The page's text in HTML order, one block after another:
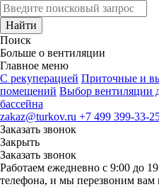
Найти
Поиск
Больше о вентиляции
Главное меню
C рекуперацией Приточные и
помещений Выбор вентиляции
бассейна
zakaz@turkov.ru +7 499 399-33-
Заказать звонок
Закрыть
Заказать звонок
Работаем ежедневно с 9:00 до
телефона, и мы перезвоним